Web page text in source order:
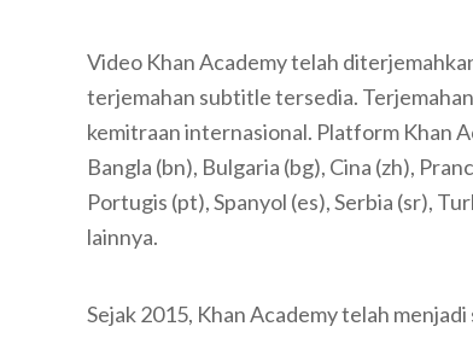
Video Khan Academy telah
terjemahan subtitle tersedia.
kemitraan internasional. Platform Khan
Bangla (bn), Bulgaria (bg), Cina (zh),
Portugis (pt), Spanyol (es), Serbia (sr),
lainnya.
Sejak 2015, Khan Academy telah